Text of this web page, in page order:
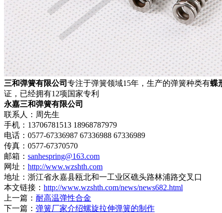
三和弹簧有限公司 专注于弹簧领域15年，生产的弹簧种类有蝶
证，已经拥有12项国家专利
永嘉三和弹簧有限公司
联系人：周先生
手机：13706781513 18968787979
电话：0577-67336987 67336988 67336989
传真：0577-67370570
邮箱： sanhespring@163.com
网址： http://www.wzshth.com
地址：浙江省永嘉县瓯北和一工业区礁头路林浦路交叉口
本文链接： http://www.wzshth.com/news/news682.html
上一篇： 耐高温弹性合金
下一篇： 弹簧厂家介绍螺旋拉伸弹簧的制作